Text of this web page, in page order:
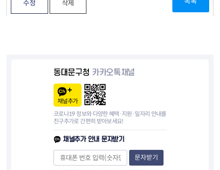
수정 삭제
동대문구청 카카오톡채널
채널추가
코로나19 정보와 다양한 혜택·지원·일자리 안내를
친구추가로 간편히 받아보세요!
채널추가 안내 문자받기
문자받기